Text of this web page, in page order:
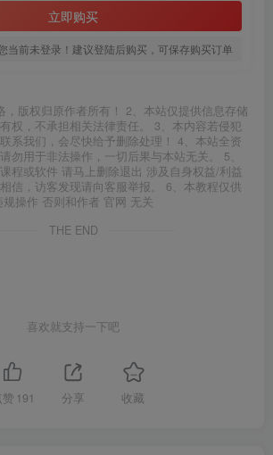
立即购买
当前未登录！建议登陆后购买，可保存购买订单
，版权归原作者所有！ 2、本站仅提供信息存储
权，不承担相关法律责任。 3、本内容若侵犯
系我们，会尽快给予删除处理！ 4、本站全资
勿用于非法操作，一切后果与本站无关。 5、
程或软件 请马上删除退出 涉及自身权益/利益
信，访客发现请向客服举报。 6、本教程仅供
操作 否则和作者 官网 无关
THE END
喜欢就支持一下吧
191 分享 收藏